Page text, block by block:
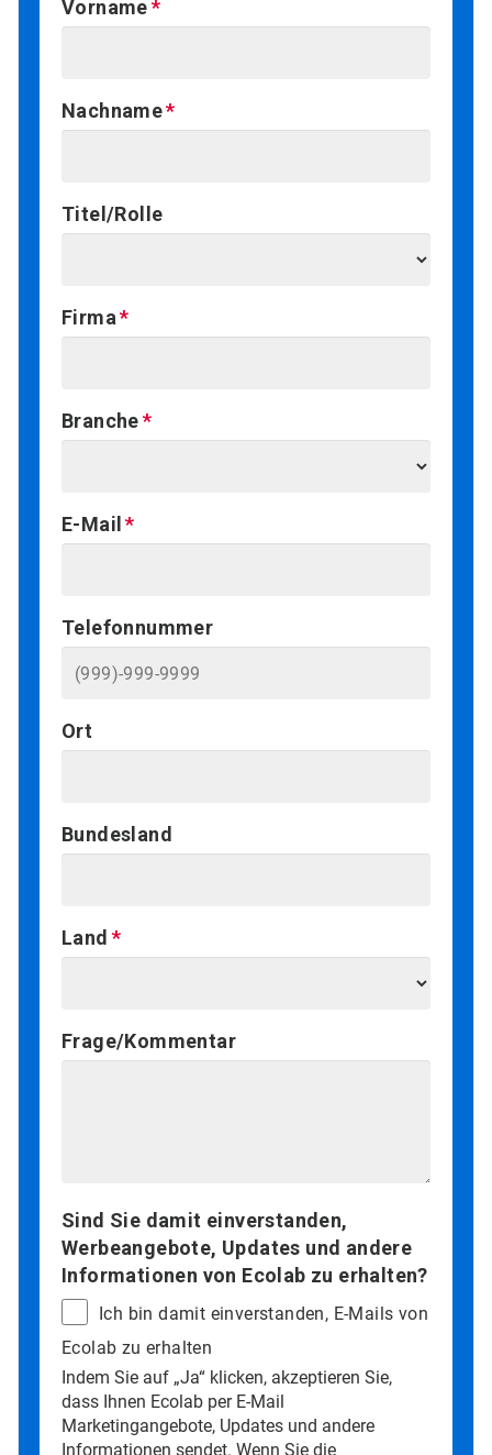
Vorname
Nachname
Titel/Rolle
Firma
Branche
E-Mail
Telefonnummer
Ort
Bundesland
Land
Frage/Kommentar
Sind Sie damit einverstanden,
Werbeangebote, Updates und andere
Informationen von Ecolab zu erhalten?
Ich bin damit einverstanden, E-Mails von
Ecolab zu erhalten
Indem Sie auf „Ja“ klicken, akzeptieren Sie,
dass Ihnen Ecolab per E-Mail
Marketingangebote, Updates und andere
Informationen sendet. Wenn Sie die